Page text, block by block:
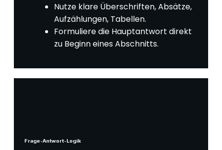
Nutze klare Überschriften, Absätze,
Aufzählungen, Tabellen.
Formuliere die Hauptantwort direkt
zu Beginn eines Abschnitts.
Frage-Antwort-Logik